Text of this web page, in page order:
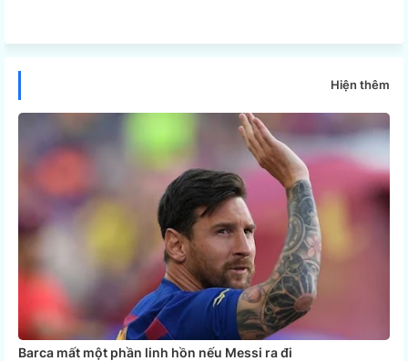
Hiện thêm
Barca mất một phần linh hồn nếu Messi ra đi